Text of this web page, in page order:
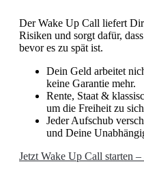
Der Wake Up Call liefert
Risiken und sorgt dafür,
bevor es zu spät ist.
Dein Geld arbeitet
keine Garantie mehr.
Rente, Staat &
um die Freiheit zu
Jeder Aufschub
und Deine
Jetzt Wake Up Call starten –